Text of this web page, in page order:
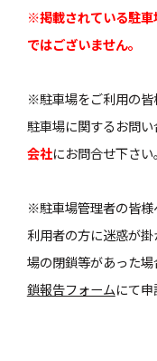
※掲載されている駐車
ではございません。
※駐車場をご利用の皆
駐車場に関するお問い
会社にお問合せ下さい。
※駐車場管理者の皆様
利用者の方に迷惑が
場の閉鎖等があった
鎖報告フォームにて申